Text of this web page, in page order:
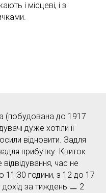
і місцеві, і з
(побудована до 1917
дуже хотіли її
відновити. Задля
прибутку. Квиток
час не
години, з 12 до 17
за тиждень ㅡ 2